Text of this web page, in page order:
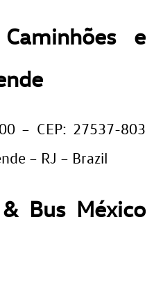
e
– CEP: 27537-803
– RJ – Brazil
Bus México